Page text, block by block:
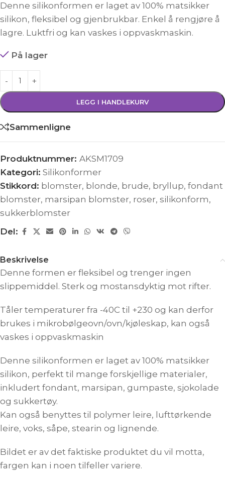
Denne silikonformen er laget av 100% matsikker
silikon, fleksibel og gjenbrukbar. Enkel å rengjøre å
lagre. Luktfri og kan vaskes i oppvaskmaskin.
På lager
LEGG I HANDLEKURV
Sammenligne
Produktnummer: AKSM1709
Kategori: Silikonformer
Stikkord: blomster, blonde, brude, bryllup, fondant
blomster, marsipan blomster, roser, silikonform,
sukkerblomster
Del:
Beskrivelse
Denne formen er fleksibel og trenger ingen
slippemiddel. Sterk og mostansdyktig mot rifter.
Tåler temperaturer fra -40C til +230 og kan derfor
brukes i mikrobølgeovn/ovn/kjøleskap, kan også
vaskes i oppvaskmaskin
Denne silikonformen er laget av 100% matsikker
silikon, perfekt til mange forskjellige materialer,
inkludert fondant, marsipan, gumpaste, sjokolade
og sukkertøy.
Kan også benyttes til polymer leire, lufttørkende
leire, voks, såpe, stearin og lignende.
Bildet er av det faktiske produktet du vil motta,
fargen kan i noen tilfeller variere.